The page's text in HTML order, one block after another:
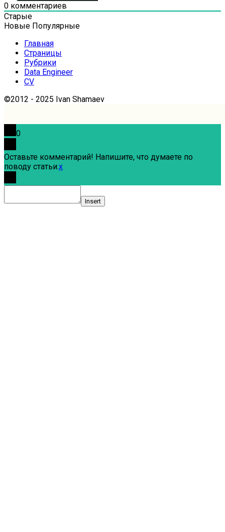
0 комментариев
Старые
Новые Популярные
Главная
Страницы
Рубрики
Data Engineer
CV
©2012 - 2025 Ivan Shamaev
0
Оставьте комментарий! Напишите, что думаете по
поводу статьи.x
Insert